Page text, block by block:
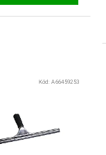
Kód:A66459253